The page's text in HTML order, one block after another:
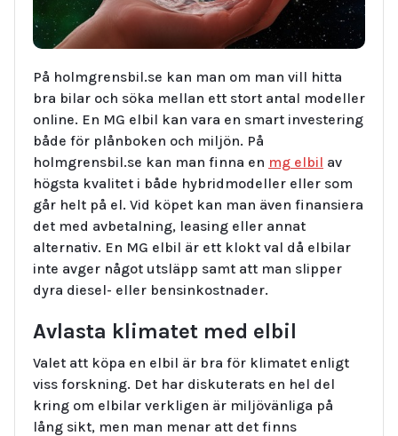
På holmgrensbil.se kan man om man vill hitta
bra bilar och söka mellan ett stort antal modeller
online. En MG elbil kan vara en smart investering
både för plånboken och miljön. På
holmgrensbil.se kan man finna en mg elbil av
högsta kvalitet i både hybridmodeller eller som
går helt på el. Vid köpet kan man även finansiera
det med avbetalning, leasing eller annat
alternativ. En MG elbil är ett klokt val då elbilar
inte avger något utsläpp samt att man slipper
dyra diesel- eller bensinkostnader.
Avlasta klimatet med elbil
Valet att köpa en elbil är bra för klimatet enligt
viss forskning. Det har diskuterats en hel del
kring om elbilar verkligen är miljövänliga på
lång sikt, men man menar att det finns